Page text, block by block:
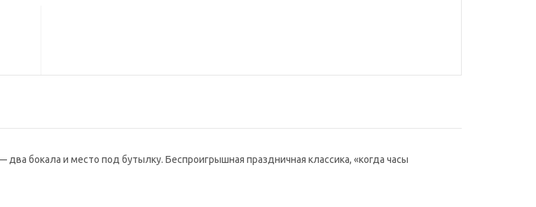
бокала и место под бутылку. Беспроигрышная праздничная классика, «когда часы